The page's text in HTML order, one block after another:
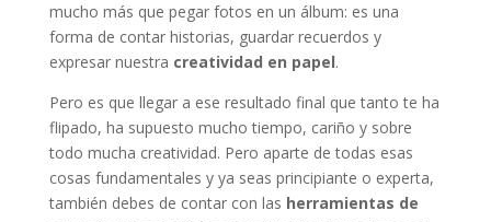
mucho más que pegar fotos en un álbum: es una
forma de contar historias, guardar recuerdos y
expresar nuestra creatividad en papel.
Pero es que llegar a ese resultado final que tanto te ha
flipado, ha supuesto mucho tiempo, cariño y sobre
todo mucha creatividad. Pero aparte de todas esas
cosas fundamentales y ya seas principiante o experta,
también debes de contar con las herramientas de